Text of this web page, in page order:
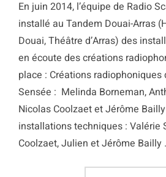
En juin 2014, l’équipe de Radio
installé au Tandem Douai-Arras
Douai, Théâtre d’Arras) des
en écoute des créations
place : Créations radiophoniques
Sensée : Melinda Borneman,
Nicolas Coolzaet et Jérôme
installations techniques : Valérie
Coolzaet, Julien et Jérôme Bailly